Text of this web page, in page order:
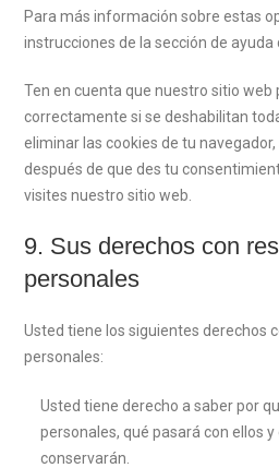
Para más información sobre estas
instrucciones de la sección de ayuda
Ten en cuenta que nuestro sitio
correctamente si se deshabilitan
eliminar las cookies de tu
después de que des tu
visites nuestro sitio web.
9. Sus derechos con
personales
Usted tiene los siguientes derechos
personales:
Usted tiene derecho a saber por
personales, qué pasará con ellos
conservarán.